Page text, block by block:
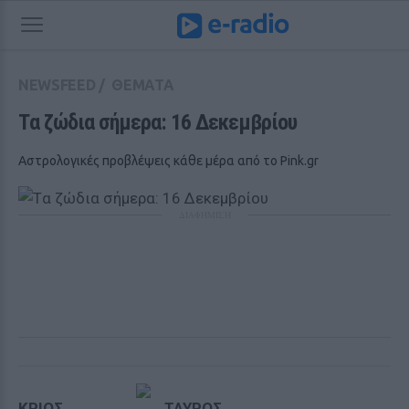
Tα ζώδια σήμερα: 16 Δεκεμβρίου
Αστρολογικές προβλέψεις κάθε μέρα από το Pink.gr